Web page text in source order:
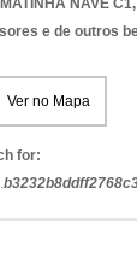
NAVE
e de outros
Ver no Mapa
for: